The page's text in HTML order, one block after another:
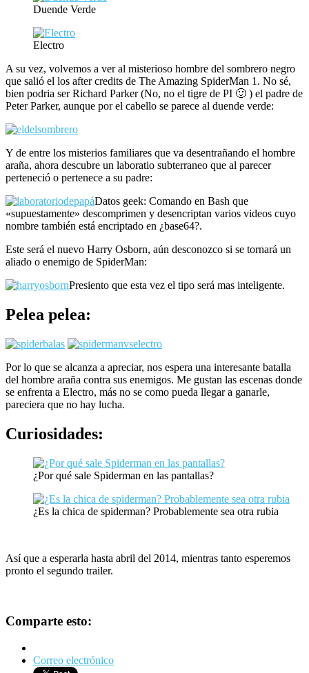
Duende Verde
Electro
A su vez, volvemos a ver al misterioso hombre del sombrero negro
que salió el los after credits de The Amazing SpiderMan 1. No sé,
bien podria ser Richard Parker (No, no el tigre de PI 🙂 ) el padre de
Peter Parker, aunque por el cabello se parece al duende verde:
Y de entre los misterios familiares que va desentrañando el hombre
araña, ahora descubre un laboratio subterraneo que al parecer
perteneció o pertenece a su padre:
Datos geek: Comando en Bash que
«supuestamente» descomprimen y desencriptan varios videos cuyo
nombre también está encriptado en ¿base64?.
Este será el nuevo Harry Osborn, aún desconozco si se tornará un
aliado o enemigo de SpiderMan:
Presiento que esta vez el tipo será mas inteligente.
Pelea pelea:
Por lo que se alcanza a apreciar, nos espera una interesante batalla
del hombre araña contra sus enemigos. Me gustan las escenas donde
se enfrenta a Electro, más no se como pueda llegar a ganarle,
pareciera que no hay lucha.
Curiosidades:
¿Por qué sale Spiderman en las pantallas?
¿Es la chica de spiderman? Probablemente sea otra rubia
Así que a esperarla hasta abril del 2014, mientras tanto esperemos
pronto el segundo trailer.
Comparte esto:
Correo electrónico